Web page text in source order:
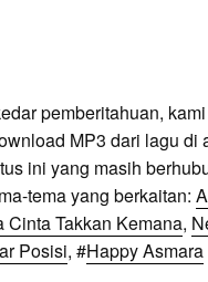
pemberitahuan,
MP3 dari lagu di
ini yang masih
tema yang berkaitan:
Cinta Takkan Kemana,
Posisi, #Happy Asmara